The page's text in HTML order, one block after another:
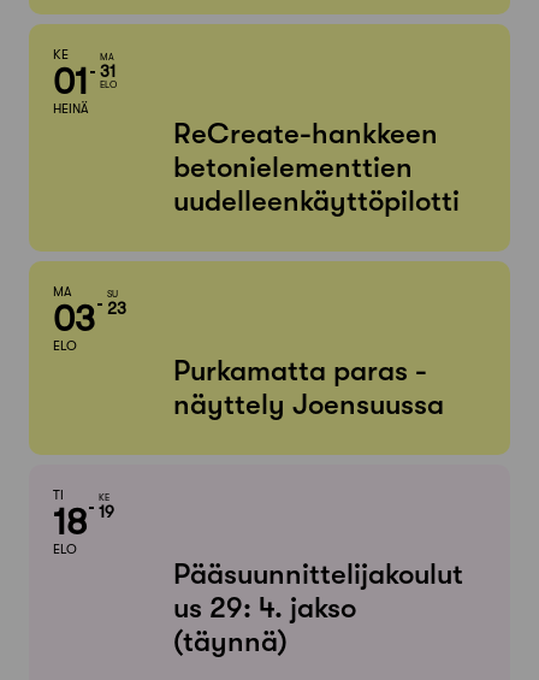
KE
01
HEINÄ
MA
31
ELO
ReCreate-hankkeen
betonielementtien
uudelleenkäyttöpilotti
MA
03
ELO
SU
23
Purkamatta paras -
näyttely Joensuussa
TI
18
ELO
KE
19
Pääsuunnittelijakoulut
us 29: 4. jakso
(täynnä)